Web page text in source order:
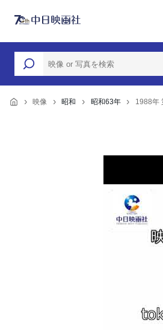
映像 昭和 昭和63年 1988年